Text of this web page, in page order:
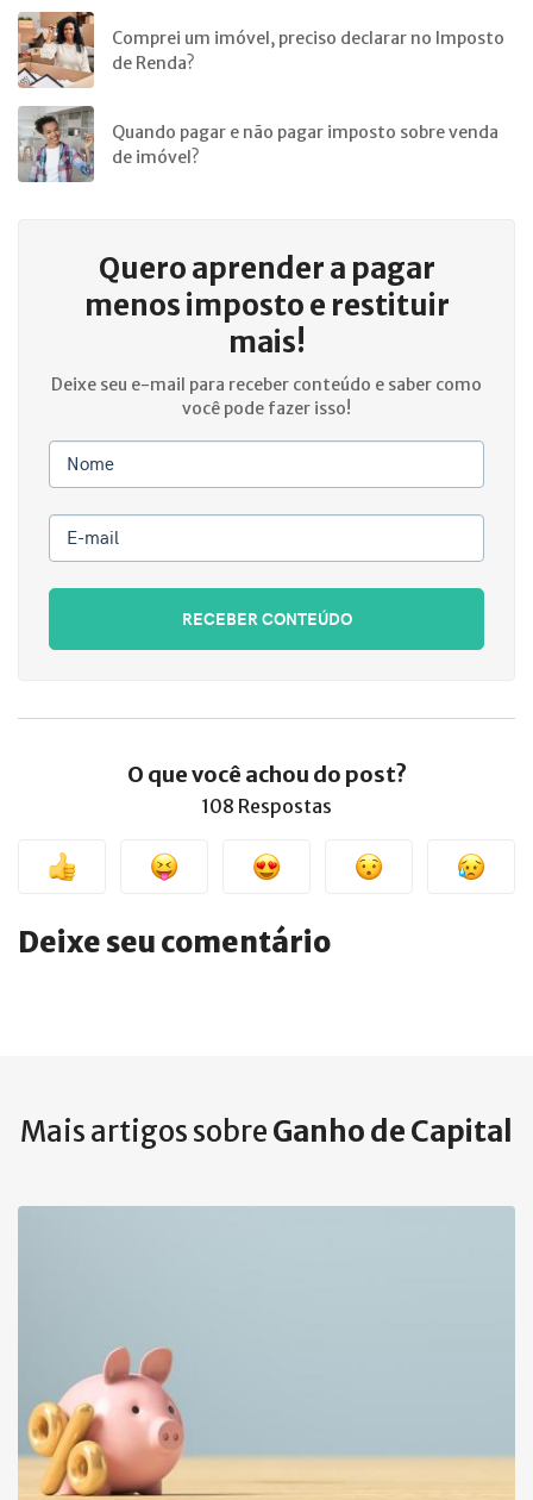
Comprei um imóvel, preciso declarar no Imposto
de Renda?
Quando pagar e não pagar imposto sobre venda
de imóvel?
Quero aprender a pagar
menos imposto e restituir
mais!
Deixe seu e-mail para receber conteúdo e saber como
você pode fazer isso!
Nome
E-mail
RECEBER CONTEÚDO
O que você achou do post?
108 Respostas
Deixe seu comentário
Mais artigos sobreGanho de Capital